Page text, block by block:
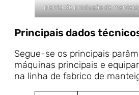
planta de produção de
Principais dados
Segue-se os principais
máquinas principais e
na linha de fabrico de